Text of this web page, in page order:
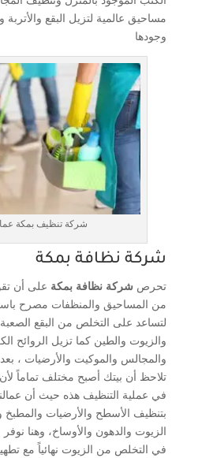
مساحيق عالمية لتزيل البقع
وجودها
شركة تنظيف بمكة
شركة نظافة بمكة
تحرص شركة نظافة بمكة على أن
من المساحيق والمنظفات مصرح
لتساعد على التخلص من البقع
والزيوت والطين كما تزيل الروائح
والمجالس والموكيت والأرضيات ،
تلاحظ أن بيتك أصبح مختلف تماماً
في عملية التنظيف هذه حيث أن
بتنظيف الأسطح والأرضيات والمطبخ
الزيوت والدهون والأوساخ، وهنا
في التخلص من الزيوت نهائياً مع